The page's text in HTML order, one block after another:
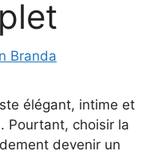
Branda
élégant, intime et
Pourtant, choisir la
devenir un